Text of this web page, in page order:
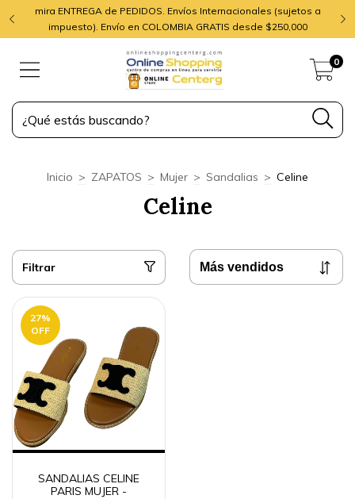
mira ENTREGA de PEDIDOS. Envíos Internacionales (sujetos a
impuesto). Envío en COLOMBIA GRATIS desde $250,000
0
Inicio > ZAPATOS > Mujer > Sandalias > Celine
Celine
Filtrar
27%
OFF
SANDALIAS CELINE
PARIS MUJER -